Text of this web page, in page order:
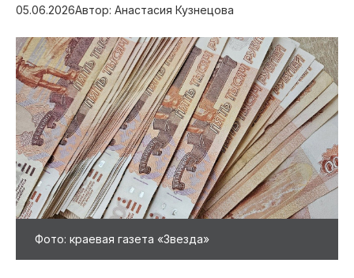
Благоустройство
05.06.2026Автор: Анастасия Кузнецова
Фото: краевая газета «Звезда»